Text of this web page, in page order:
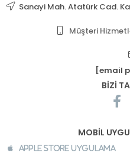
Sanayi Mah. Atatürk Cad.
Müşteri
[email
BİZİ
MOBİL
Apple Store Uygulama